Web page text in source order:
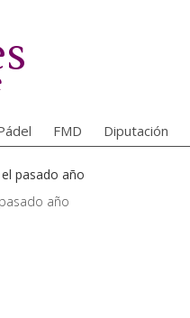
FMD Diputación
año